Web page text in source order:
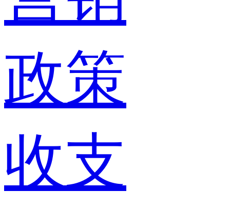
政策
收支